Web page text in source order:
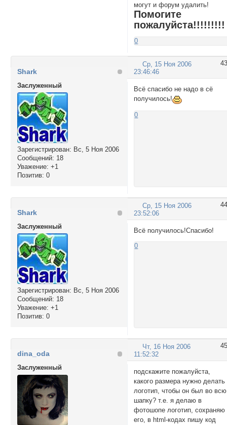
могут и форум удалить!
Помогите
пожалуйста!!!!!!!!!
0
43
Ср, 15 Ноя 2006
23:46:46
Shark
Заслуженный
Зарегистрирован: Вс, 5 Ноя 2006
Сообщений: 18
Уважение: +1
Позитив: 0
Всё спасибо не надо в сё
получилось!
0
44
Ср, 15 Ноя 2006
23:52:06
Shark
Заслуженный
Зарегистрирован: Вс, 5 Ноя 2006
Сообщений: 18
Уважение: +1
Позитив: 0
Всё получилось!Спасибо!
0
45
Чт, 16 Ноя 2006
11:52:32
dina_oda
Заслуженный
подскажите пожалуйста,
какого размера нужно делать
логотип, чтобы он был во всю
шапку? т.е. я делаю в
фотошопе логотип, сохраняю
его, в html-кодах пишу код